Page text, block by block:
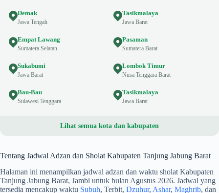
Demak
Jawa Tengah
Tasikmalaya
Jawa Barat
Empat Lawang
Sumatera Selatan
Pasaman
Sumatera Barat
Sukabumi
Jawa Barat
Lombok Timur
Nusa Tenggara Barat
Bau-Bau
Sulawesi Tenggara
Tasikmalaya
Jawa Barat
Lihat semua kota dan kabupaten
Tentang Jadwal Adzan dan Sholat Kabupaten Tanjung Jabung Barat
Halaman ini menampilkan jadwal adzan dan waktu sholat Kabupaten
Tanjung Jabung Barat, Jambi untuk bulan Agustus 2026. Jadwal yang
tersedia mencakup waktu Subuh, Terbit, Dzuhur, Ashar, Maghrib, dan